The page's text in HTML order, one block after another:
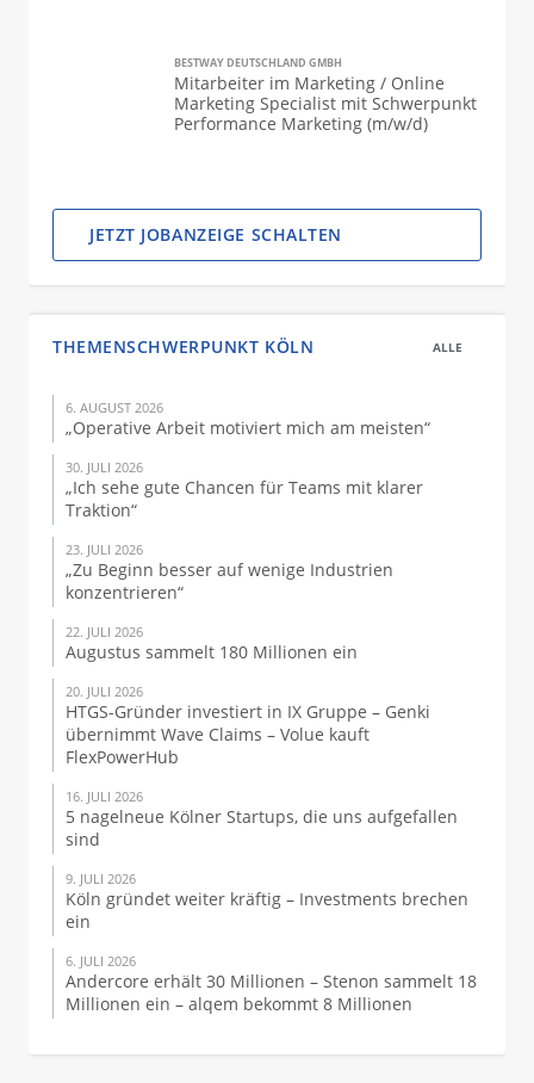
BESTWAY DEUTSCHLAND GMBH
Mitarbeiter im Marketing / Online
Marketing Specialist mit Schwerpunkt
Performance Marketing (m/w/d)
JETZT JOBANZEIGE SCHALTEN
THEMENSCHWERPUNKT KÖLN ALLE
6. AUGUST 2026
„Operative Arbeit motiviert mich am meisten“
30. JULI 2026
„Ich sehe gute Chancen für Teams mit klarer
Traktion“
23. JULI 2026
„Zu Beginn besser auf wenige Industrien
konzentrieren“
22. JULI 2026
Augustus sammelt 180 Millionen ein
20. JULI 2026
HTGS-Gründer investiert in IX Gruppe – Genki
übernimmt Wave Claims – Volue kauft
FlexPowerHub
16. JULI 2026
5 nagelneue Kölner Startups, die uns aufgefallen
sind
9. JULI 2026
Köln gründet weiter kräftig – Investments brechen
ein
6. JULI 2026
Andercore erhält 30 Millionen – Stenon sammelt 18
Millionen ein – alqem bekommt 8 Millionen